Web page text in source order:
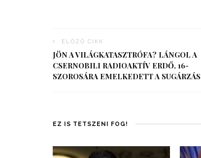
ELŐZŐ CIKK
JÖN A VILÁGKATASZTRÓFA? LÁNGOL A
CSERNOBILI RADIOAKTÍV ERDŐ, 16-
SZOROSÁRA EMELKEDETT A SUGÁRZÁS
EZ IS TETSZENI FOG!